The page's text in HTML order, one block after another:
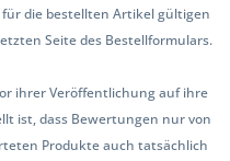
die bestellten Artikel gültigen
Seite des Bestellformulars.
ihrer Veröffentlichung auf ihre
ist, dass Bewertungen nur von
Produkte auch tatsächlich